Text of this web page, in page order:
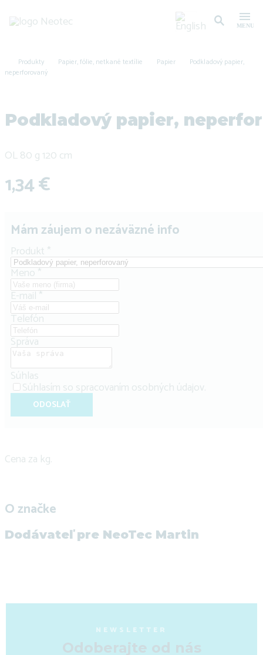
Produkty Papier, fólie, netkané textílie Papier
Podkladový papier,
neperforovaný
Podkladový papier,
OL 80 g 120 cm
1,34 €
Mám záujem o nezáväzné info
Produkt *
Meno*
E-mail*
Telefón
Správa
Súhlas
Súhlasím so spracovaním osobných údajov
ODOSLAŤ
Cena za kg.
O značke
Dodávateľ pre NeoTec Martin
NEWSLETTER